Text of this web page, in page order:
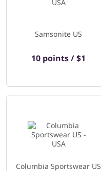
Samsonite US
10 points / $1
Columbia Sportswear US